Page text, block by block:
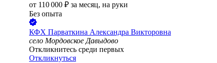
от 110 000 ₽ за месяц, на руки
Без опыта
КФХ Парваткина Александра Викторовна
село Мордовское Давыдово
Откликнитесь среди первых
Откликнуться